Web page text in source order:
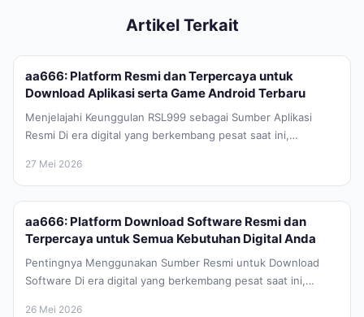
Artikel Terkait
aa666: Platform Resmi dan Terpercaya untuk
Download Aplikasi serta Game Android Terbaru
Menjelajahi Keunggulan RSL999 sebagai Sumber Aplikasi
Resmi Di era digital yang berkembang pesat saat ini,
27 Mei 2026
aa666: Platform Download Software Resmi dan
Terpercaya untuk Semua Kebutuhan Digital Anda
Pentingnya Menggunakan Sumber Resmi untuk Download
Software Di era digital yang berkembang pesat saat ini,
26 Mei 2026